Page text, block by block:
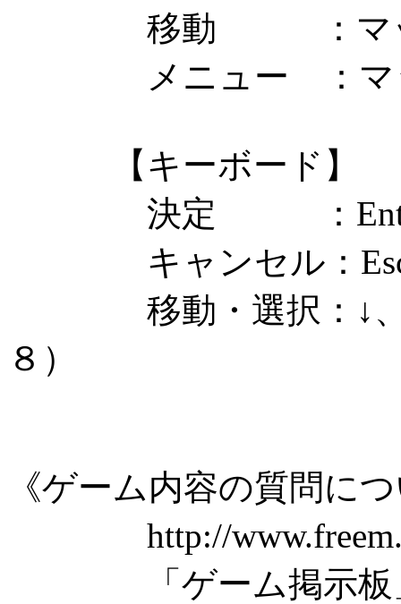
移動 ：マップ
メニュー ：マッ
【キーボード】
決定 ：Enter
キャンセル：Esc
移動・選択：↓、←
８）
《ゲーム内容の質問に
http://
「ゲーム掲示板」